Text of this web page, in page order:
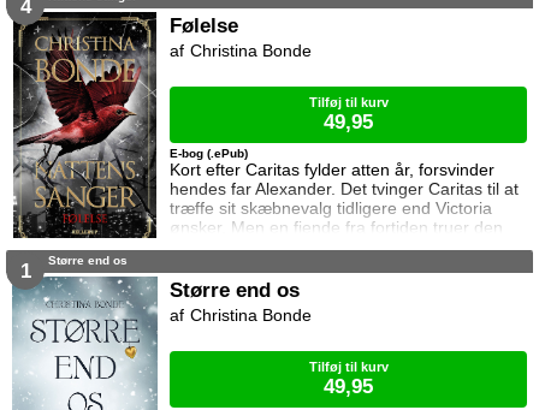
Lucas og Alexander indgår en forening som vil
revolutionere vampyrsamfundet for altid. Mens
fortidens dæmoner omsider bekæmpes, finder
4
Følelse
Kort efter Caritas fylder atten år, forsvinder
hendes far Alexander. Det tvinger Caritas til at
træffe sit skæbnevalg tidligere end Victoria
ønsker. Men en fjende fra fortiden truer den
harmoni som er opstået i vampyrernes
skal beskytte Caritas eller redde Alexander. Da
Lucas tilsidesætter kontakten til sine følelser
og ikke længere er modtagelig for effekten af
E-bog (.ePub)
Christina Bonde
Tilføj til kurv
49,95
1 Større end os
Større end os
Christina Bonde
Tilføj til kurv
49,95